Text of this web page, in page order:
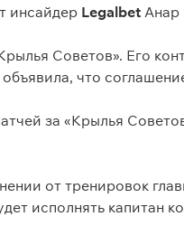
инсайдер Legalbet Анар
Советов». Его
что
за «Крылья
от тренировок
исполнять капитан